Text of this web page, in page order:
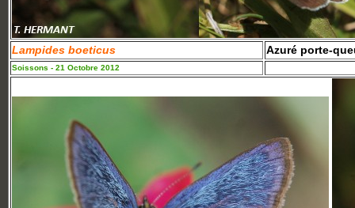
Lampides boeticus Azuré porte-
Soissons - 21 Octobre 2012